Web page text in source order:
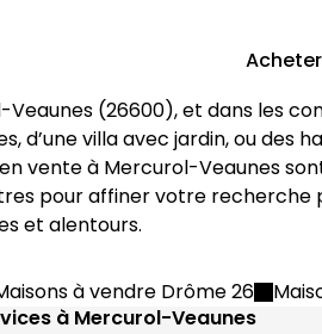
Acheter
Hermitage
5 pièces
Veaunes (26600), et dans les
, d’une villa avec jardin, ou des
vente à Mercurol-Veaunes
pour affiner votre
et alentours.
à vendre Drôme 26
à Mercurol-Veaunes